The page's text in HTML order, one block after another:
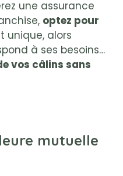
une assurance
optez pour
unique, alors
à ses besoins…
vos câlins sans
mutuelle